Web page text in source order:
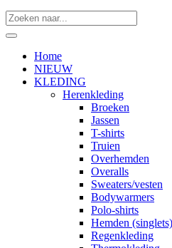
Home
NIEUW
KLEDING
Herenkleding
Broeken
Jassen
T-shirts
Truien
Overhemden
Overalls
Sweaters/vesten
Bodywarmers
Polo-shirts
Hemden (singlets)
Regenkleding